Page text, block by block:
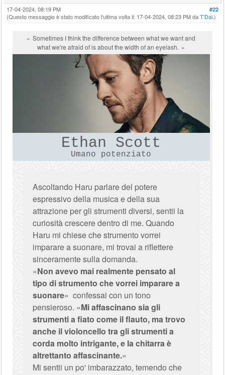
#22
17-04-2024, 08:19 PM
(Questo messaggio è stato modificato l'ultima volta il: 17-04-2024, 08:23 PM daT'Dal.)
Sometimes I think the difference between what we want and
what we're afraid of is about the width of an eyelash.
Ethan Scott
Umano potenziato
Ascoltando Haru parlare del potere
espressivo della musica e della sua
attrazione per gli strumenti diversi, sentii la
curiosità crescere dentro di me. Quando
Haru mi chiese che strumento vorrei
imparare a suonare, mi trovai a riflettere
sinceramente sulla domanda.
«Non avevo mai realmente pensato al
tipo di strumento che vorrei imparare a
suonare» confessai con un tono
pensieroso. «Mi affascinano sia gli
strumenti a fiato come il flauto, ma trovo
anche il violoncello tra gli strumenti a
corda molto intrigante, e la chitarra è
altrettanto affascinante.»
Mi sentii un po' imbarazzato, temendo che